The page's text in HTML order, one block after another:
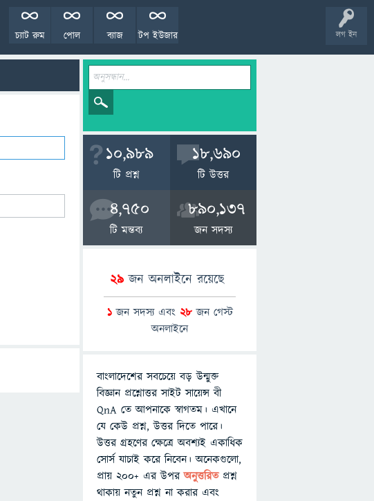
লগ ইন
টপ ইউজার
ব্যাজ
পোল
চ্যাট রুম
10,989
টি প্রশ্ন
18,690
টি উত্তর
4,750
টি মন্তব্য
890,137
জন সদস্য
29জন অনলাইনে রয়েছে
1জন সদস্য এবং 28জন গেস্ট
অনলাইনে
বাংলাদেশের সবচেয়ে বড় উন্মুক্ত
বিজ্ঞান প্রশ্নোত্তর সাইট সায়েন্স বী
QnA তে আপনাকে স্বাগতম। এখানে
যে কেউ প্রশ্ন, উত্তর দিতে পারে।
উত্তর গ্রহণের ক্ষেত্রে অবশ্যই একাধিক
সোর্স যাচাই করে নিবেন। অনেকগুলো,
প্রায় ২০০+ এর উপরঅনুত্তরিতপ্রশ্ন
থাকায় নতুন প্রশ্ন না করার এবং